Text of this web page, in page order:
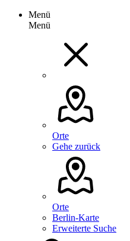
Menü
Menü
Orte
Gehe zurück
Orte
Berlin-Karte
Erweiterte Suche